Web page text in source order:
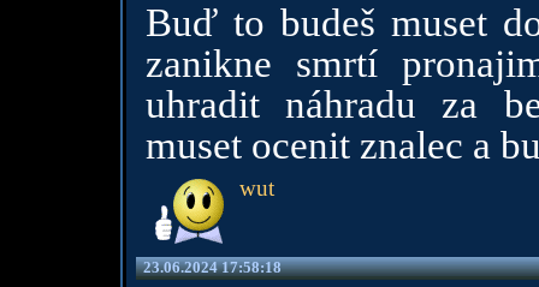
Buď to budeš muset
zanikne smrtí
uhradit náhradu za
muset ocenit znalec a
wut
23.06.2024 17:58:18